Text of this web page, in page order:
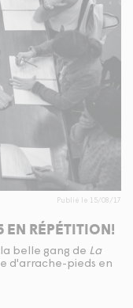
Publié le 15/08/17
EN RÉPÉTITION!
belle gang de La
d'arrache-pieds en